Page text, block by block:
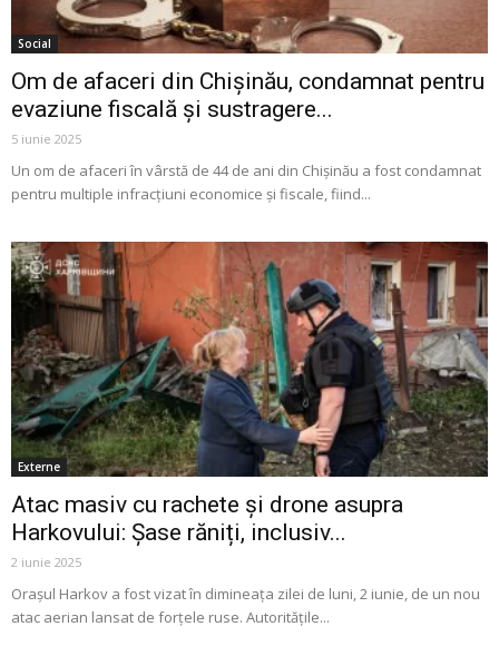
Social
Om de afaceri din Chișinău, condamnat pentru
evaziune fiscală și sustragere...
5 iunie 2025
Un om de afaceri în vârstă de 44 de ani din Chișinău a fost condamnat
pentru multiple infracțiuni economice și fiscale, fiind...
Externe
Atac masiv cu rachete și drone asupra
Harkovului: Șase răniți, inclusiv...
2 iunie 2025
Orașul Harkov a fost vizat în dimineața zilei de luni, 2 iunie, de un nou
atac aerian lansat de forțele ruse. Autoritățile...